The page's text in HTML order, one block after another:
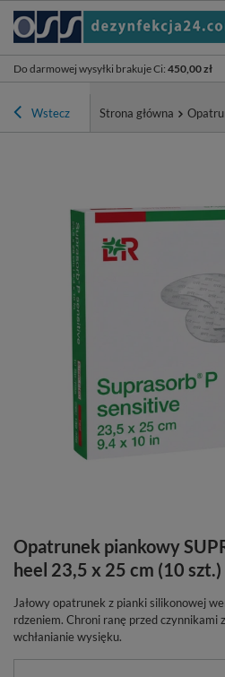
Do darmowej wysyłki brakuje Ci: 450,00 zł
Wstecz Strona główna
Opatrunek piankowy
heel 23,5 x 25 cm (10 szt.)
Jałowy opatrunek z pianki silikonowej
rdzeniem. Chroni ranę przed czynnikami
wchłanianie wysięku.